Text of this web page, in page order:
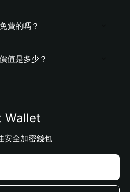
費的嗎？
值是多少？
Wallet
安全加密錢包